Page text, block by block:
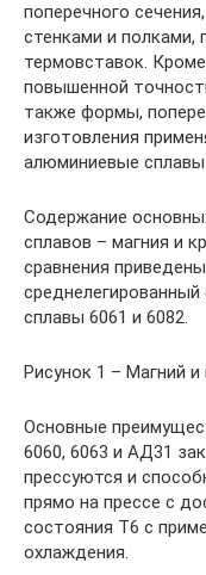
поперечного
стенками и полками,
термовставок.
повышенной
также формы,
изготовления
алюминиевые
Содержание
сплавов – магния и
сравнения
сплавы 6061 и 6082.
Рисунок 1 – Магний и
Основные
6060, 6063 и АД31
прессуются и
прямо на прессе с
состояния Т6 с
охлаждения.